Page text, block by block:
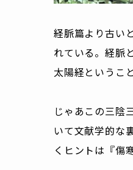
経脈篇より古い
れている。経脈
太陽経というこ
じゃあこの三陰
いて文献学的な
くヒントは『傷